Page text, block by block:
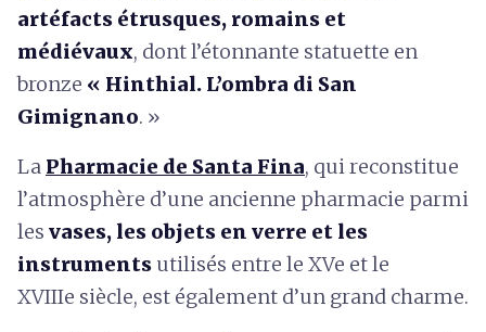
artéfacts étrusques, romains et
médiévaux, dont l’étonnante statuette en
bronze « Hinthial. L’ombra di San
Gimignano. »
La Pharmacie de Santa Fina, qui reconstitue
l’atmosphère d’une ancienne pharmacie parmi
les vases, les objets en verre et les
instruments utilisés entre le XVe et le
XVIIIe siècle, est également d’un grand charme.